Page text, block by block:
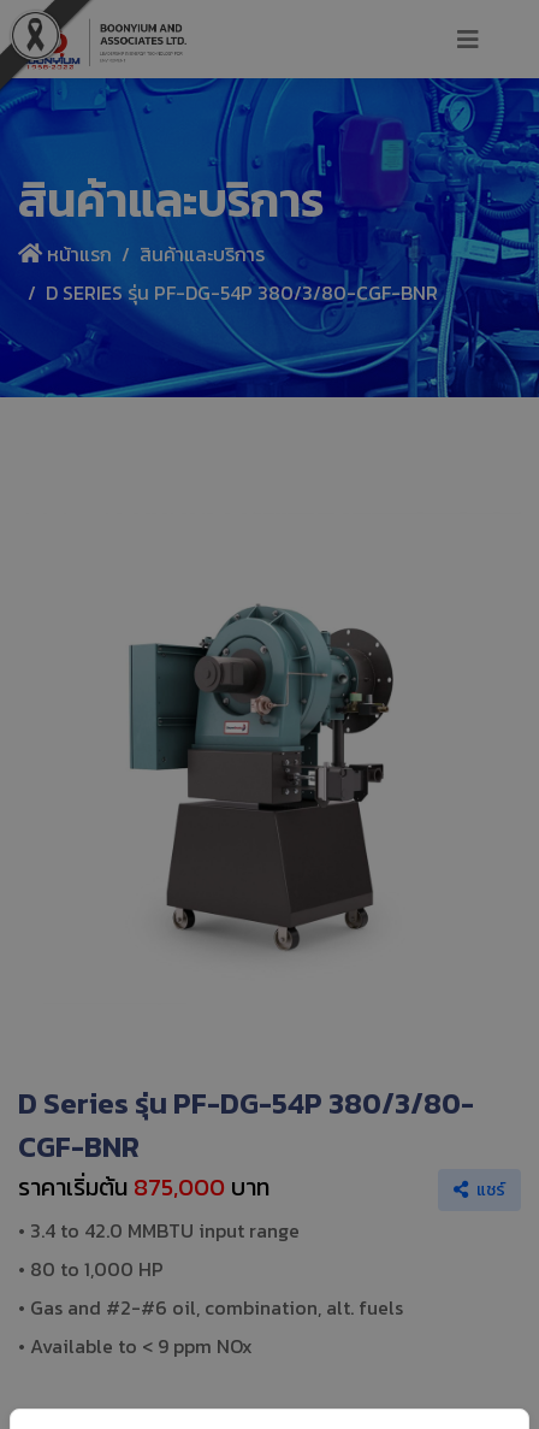
สินค้าและบริการ
หน้าแรก
สินค้าและบริการ
D SERIES รุ่น PF-DG-54P 380/3/80-CGF-BNR
D Series รุ่น PF-DG-54P 380/3/80-
CGF-BNR
แชร์
ราคาเริ่มต้น 875,000 บาท
• 3.4 to 42.0 MMBTU input range
• 80 to 1,000 HP
• Gas and #2-#6 oil, combination, alt. fuels
• Available to < 9 ppm NOx